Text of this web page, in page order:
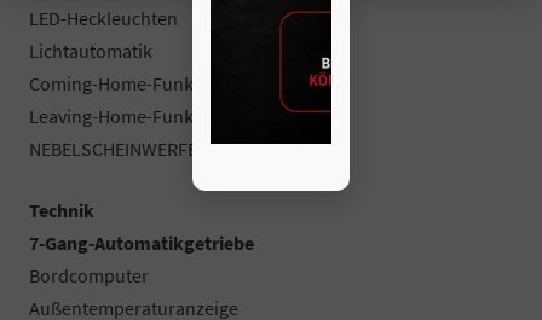
LED-Heckleuchten
Lichtautomatik
Coming-Home-Funktion
Leaving-Home-Funktion
NEBELSCHEINWERFER
Technik
7-Gang-Automatikgetriebe
Bordcomputer
Außentemperaturanzeige